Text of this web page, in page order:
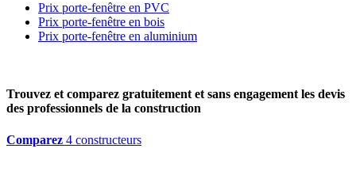
Prix porte-fenêtre en PVC
Prix porte-fenêtre en bois
Prix porte-fenêtre en aluminium
Trouvez et comparez gratuitement et sans engagement les devis
des professionnels de la construction
Comparez 4 constructeurs